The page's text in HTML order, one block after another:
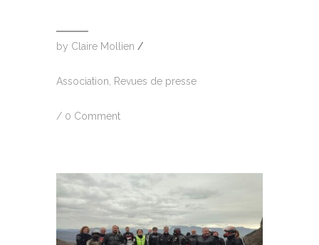
by Claire Mollien /
Association, Revues de presse
/ 0 Comment